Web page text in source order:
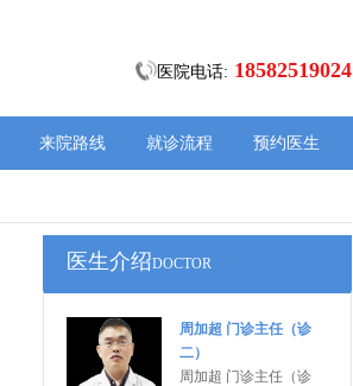
医院电话: 18582519024
来院路线 就诊流程 预约医生
医生介绍DOCTOR
周加超 门诊主任（诊
二）
周加超 门诊主任（诊